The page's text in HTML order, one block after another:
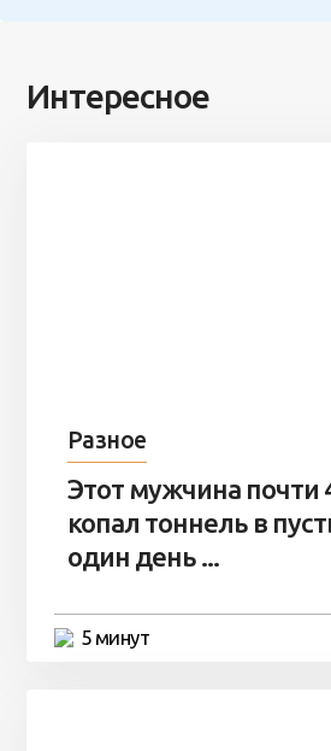
Интересное
Разное
Этот мужчина почти
копал тоннель в
один день ...
5 минут